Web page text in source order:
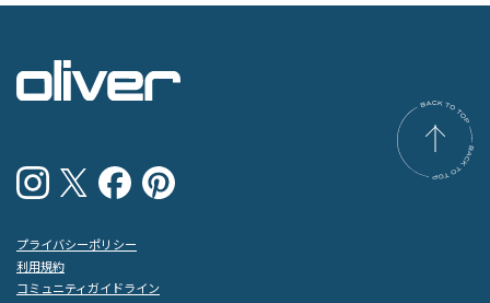
プライバシーポリシー
利用規約
コミュニティガイドライン